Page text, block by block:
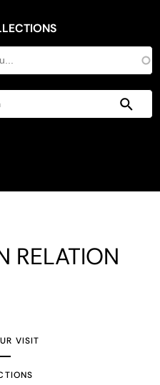
RELATION
VISIT